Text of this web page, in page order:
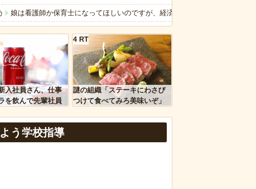
年で20.7ポイント増、東大調査「若い世代ほど増加」
パッケージが“一瞬怖い”と話題にwwww
結果ｗｗｗ」 ほか
ンプ、国防総省職員数千人をウソ発見器にかける方針
り運転など盛りだくさん
娘は看護師か保育士になってほしいのですが、経済学部に行きたいと言い
【仰天】X、メンエス嬢とラウンジ嬢が熾烈な女の争いを繰り広げ対戦型に
近所のコープにいる爺さん、隙あらば他人のカゴに商品を入れようとする
すまん、マジのガチでウーバーが無理なんやが
電車を待っていたら…目の前からすごい視線を感じた😂
【悲報】味噌ラーメンで行列、出来ない
入社員さん、仕事
を飲んで先輩社員
4 RT
謎の組織「ステーキにわさび
つけて食べてみろ美味いぞ」
う学校指導